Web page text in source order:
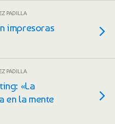
PADILLA
impresoras
PADILLA
«La
en la mente